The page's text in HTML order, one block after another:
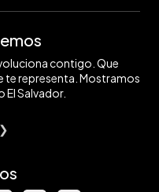
contigo. Que
te representa. Mostramos
El Salvador.